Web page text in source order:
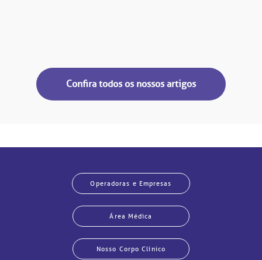
Confira todos os nossos artigos
Operadoras e Empresas
Área Médica
Nosso Corpo Clínico